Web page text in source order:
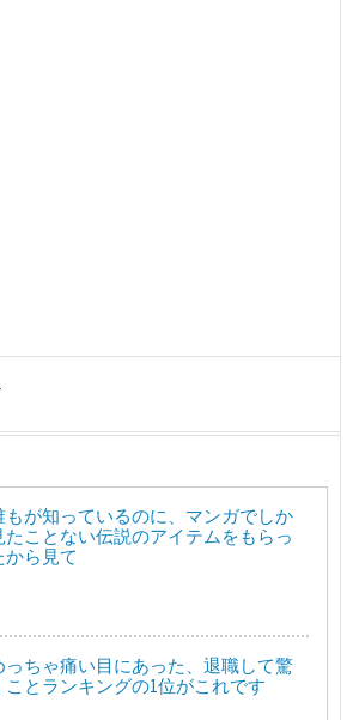
もが知っているのに、マンガでしか
たことない伝説のアイテムをもらっ
から見て
っちゃ痛い目にあった、退職して驚
ことランキングの1位がこれです